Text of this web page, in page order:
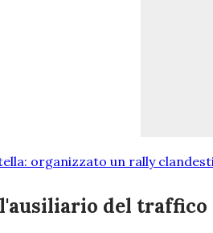
organizzato un rally
del traffico